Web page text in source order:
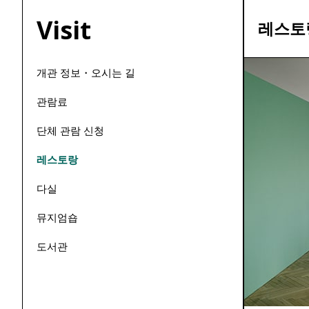
Visit
개관 정보・오시는 길
관람료
단체 관람 신청
레스토랑
다실
뮤지엄숍
도서관
레스